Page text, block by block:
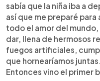
sabía que la niña iba a
así que me preparé para
todo el amor del
dar, llena de hermosos
fuegos artificiales,
que hornearíamos
Entonces vino el primer